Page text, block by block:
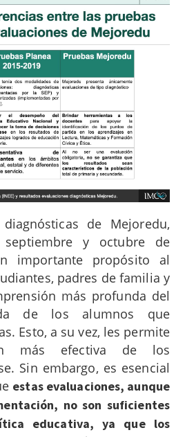
de Mejoredu,
septiembre y octubre de
importante propósito al
padres de familia y
más profunda del
de los alumnos que
Esto, a su vez, les permite
más efectiva de los
Sin embargo, es esencial
estas evaluaciones, aunque
no son suficientes
educativa, ya que los